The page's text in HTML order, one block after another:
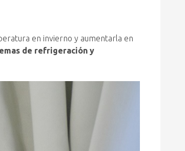
en invierno y aumentarla en
de refrigeración y